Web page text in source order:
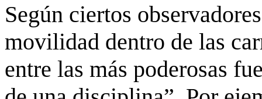
Según ciertos
movilidad dentro de las
entre las más poderosas